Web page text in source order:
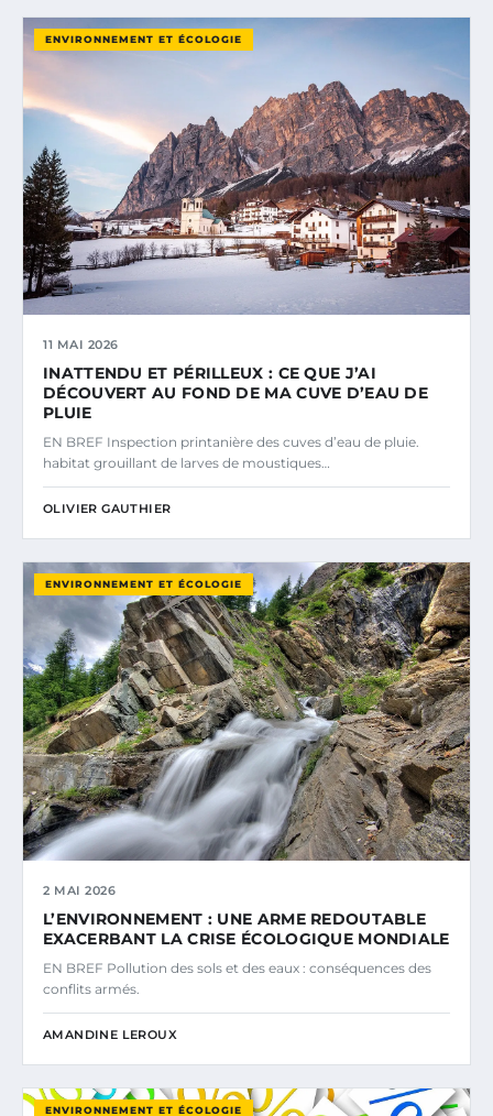
ENVIRONNEMENT ET ÉCOLOGIE
11 MAI 2026
INATTENDU ET PÉRILLEUX : CE QUE J’AI
DÉCOUVERT AU FOND DE MA CUVE D’EAU DE
PLUIE
EN BREF Inspection printanière des cuves d’eau de pluie.
habitat grouillant de larves de moustiques…
OLIVIER GAUTHIER
ENVIRONNEMENT ET ÉCOLOGIE
2 MAI 2026
L’ENVIRONNEMENT : UNE ARME REDOUTABLE
EXACERBANT LA CRISE ÉCOLOGIQUE MONDIALE
EN BREF Pollution des sols et des eaux : conséquences des
conflits armés.
AMANDINE LEROUX
ENVIRONNEMENT ET ÉCOLOGIE